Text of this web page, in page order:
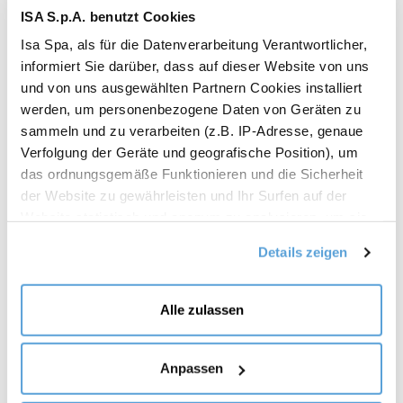
ISA S.p.A. benutzt Cookies
Isa Spa, als für die Datenverarbeitung Verantwortlicher,
informiert Sie darüber, dass auf dieser Website von uns
und von uns ausgewählten Partnern Cookies installiert
werden, um personenbezogene Daten von Geräten zu
sammeln und zu verarbeiten (z.B. IP-Adresse, genaue
Verfolgung der Geräte und geografische Position), um
das ordnungsgemäße Funktionieren und die Sicherheit
der Website zu gewährleisten und Ihr Surfen auf der
Ihnen personalisierte kommerzielle Angebote auf der
Grundlage Ihrer Interessen, der von Ihnen geäußerten
Präferenzen und Ihres Standorts zu zeigen
auszutauschen und Ihnen die Möglichkeit zu geben,
Inhalte, die in sozialen Netzwerken gehostet werden, auf
unserer Website anzusehen (Social Media und Content
Details zeigen
Alle zulassen
Anpassen